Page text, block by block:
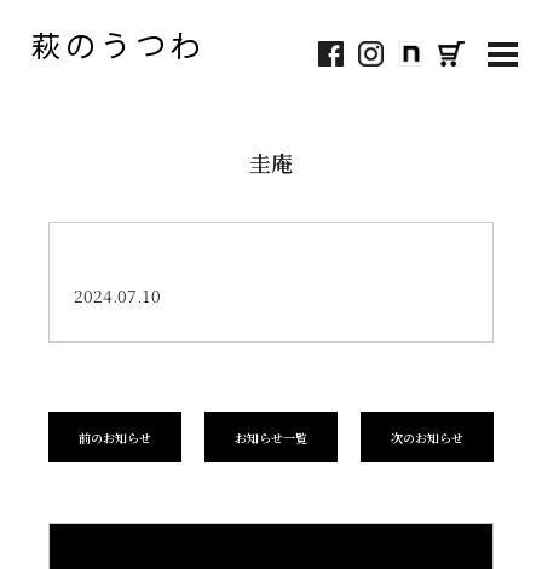
圭庵
2024.07.10
前のお知らせ お知らせ一覧 次のお知らせ